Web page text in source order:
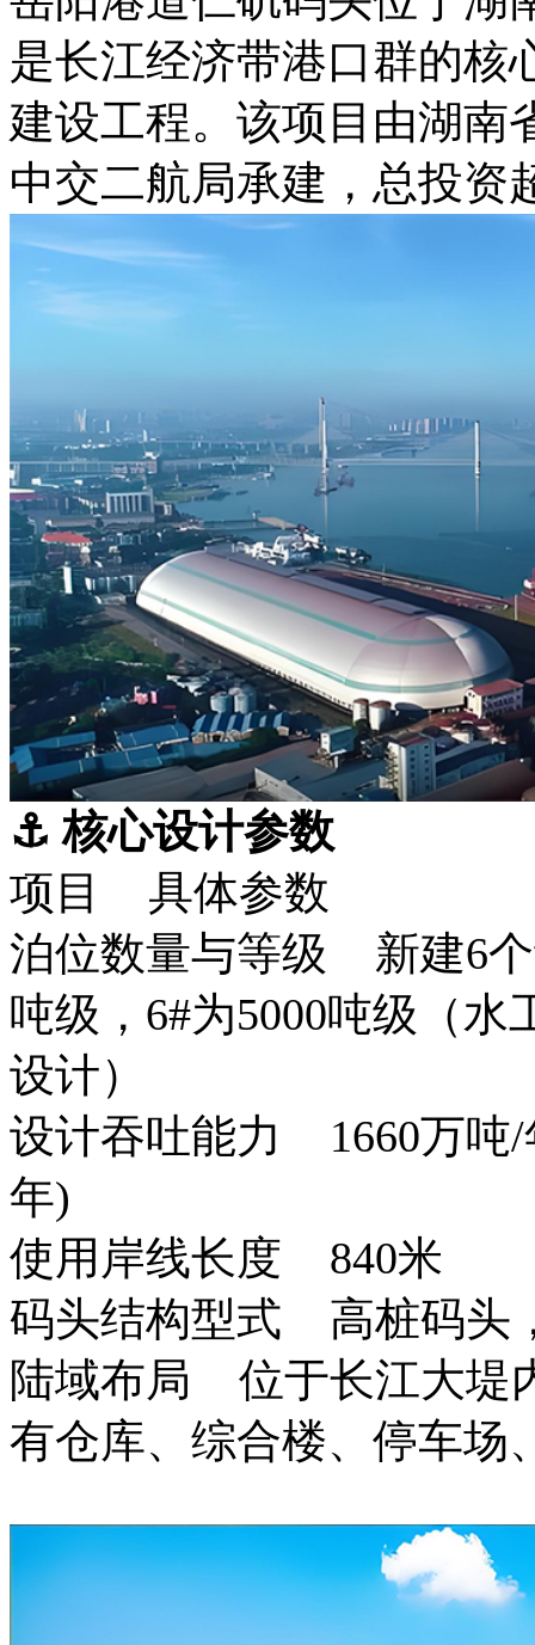
是长江经济带港口群的核
建设工程。该项目由湖南
中交二航局承建，总投资
⚓ 核心设计参数
项目 具体参数
泊位数量与等级 新建6个
吨级，6#为5000吨级（水
设计）
设计吞吐能力 1660万吨/
年)
使用岸线长度 840米
码头结构型式 高桩码头
陆域布局 位于长江大堤
有仓库、综合楼、停车场